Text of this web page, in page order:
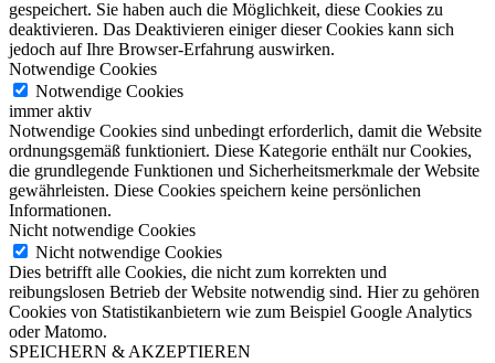
gespeichert. Sie haben auch die Möglichkeit, diese Cookies zu
deaktivieren. Das Deaktivieren einiger dieser Cookies kann sich
jedoch auf Ihre Browser-Erfahrung auswirken.
Notwendige Cookies
Notwendige Cookies
immer aktiv
Notwendige Cookies sind unbedingt erforderlich, damit die Website
ordnungsgemäß funktioniert. Diese Kategorie enthält nur Cookies,
die grundlegende Funktionen und Sicherheitsmerkmale der Website
gewährleisten. Diese Cookies speichern keine persönlichen
Informationen.
Nicht notwendige Cookies
Nicht notwendige Cookies
Dies betrifft alle Cookies, die nicht zum korrekten und
reibungslosen Betrieb der Website notwendig sind. Hier zu gehören
Cookies von Statistikanbietern wie zum Beispiel Google Analytics
oder Matomo.
SPEICHERN & AKZEPTIEREN